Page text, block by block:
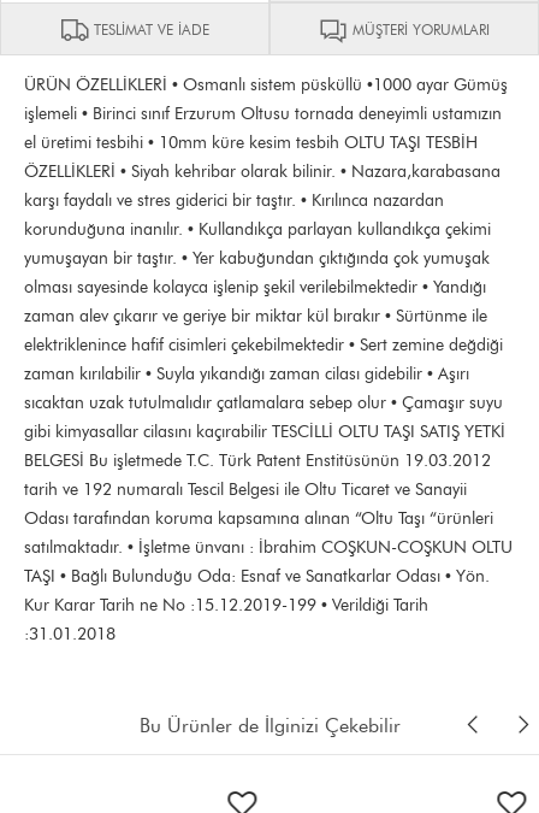
TESLİMAT VE İADE MÜŞTERİ YORUMLARI
ÜRÜN ÖZELLİKLERİ • Osmanlı sistem püsküllü •1000 ayar Gümüş
işlemeli • Birinci sınıf Erzurum Oltusu tornada deneyimli ustamızın
el üretimi tesbihi • 10mm küre kesim tesbih OLTU TAŞI TESBİH
ÖZELLİKLERİ • Siyah kehribar olarak bilinir. • Nazara,karabasana
karşı faydalı ve stres giderici bir taştır. • Kırılınca nazardan
korunduğuna inanılır. • Kullandıkça parlayan kullandıkça çekimi
yumuşayan bir taştır. • Yer kabuğundan çıktığında çok yumuşak
olması sayesinde kolayca işlenip şekil verilebilmektedir • Yandığı
zaman alev çıkarır ve geriye bir miktar kül bırakır • Sürtünme ile
elektriklenince hafif cisimleri çekebilmektedir • Sert zemine değdiği
zaman kırılabilir • Suyla yıkandığı zaman cilası gidebilir • Aşırı
sıcaktan uzak tutulmalıdır çatlamalara sebep olur • Çamaşır suyu
gibi kimyasallar cilasını kaçırabilir TESCİLLİ OLTU TAŞI SATIŞ YETKİ
BELGESİ Bu işletmede T.C. Türk Patent Enstitüsünün 19.03.2012
tarih ve 192 numaralı Tescil Belgesi ile Oltu Ticaret ve Sanayii
Odası tarafından koruma kapsamına alınan “Oltu Taşı “ürünleri
satılmaktadır. • İşletme ünvanı : İbrahim COŞKUN-COŞKUN OLTU
TAŞI • Bağlı Bulunduğu Oda: Esnaf ve Sanatkarlar Odası • Yön.
Kur Karar Tarih ne No :15.12.2019-199 • Verildiği Tarih
:31.01.2018
Bu Ürünler de İlginizi Çekebilir